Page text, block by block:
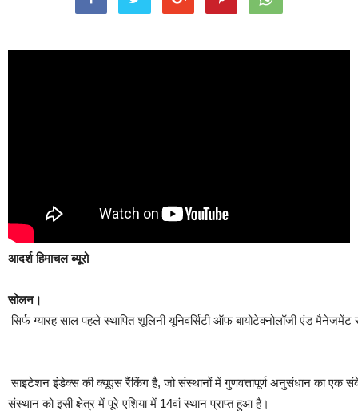
आदर्श हिमाचल ब्यूरो
सोलन।
सिर्फ ग्यारह साल पहले स्थापित शूलिनी यूनिवर्सिटी ऑफ बायोटेक्नोलॉजी एंड
साइटेशन इंडेक्स की क्यूएस रैंकिंग है, जो संस्थानों में गुणवत्तापूर्ण अनुसंधान का एक
संस्थान को इसी क्षेत्र में पूरे एशिया में 14वां स्थान प्राप्त हुआ है।